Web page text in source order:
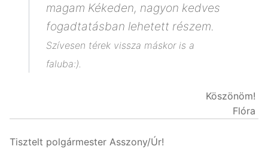
magam Kékeden, nagyon kedves
fogadtatásban lehetett részem.
Szívesen térek vissza máskor is a
faluba:).
Köszönöm!
Flóra
Tisztelt polgármester Asszony/Úr!